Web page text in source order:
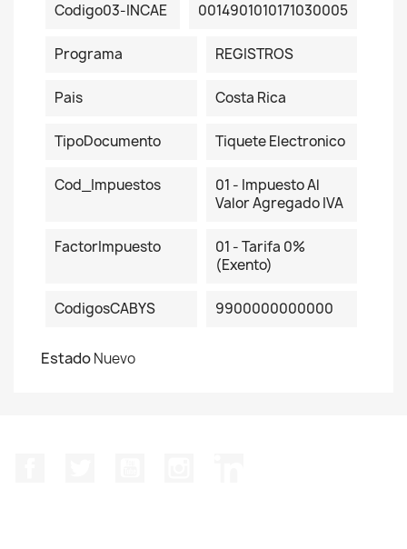
Codigo03-INCAE 0014901010171030005
Programa REGISTROS
Pais Costa Rica
TipoDocumento Tiquete Electronico
Cod_Impuestos
01 - Impuesto Al
Valor Agregado IVA
FactorImpuesto
01 - Tarifa 0%
(Exento)
CodigosCABYS 9900000000000
EstadoNuevo